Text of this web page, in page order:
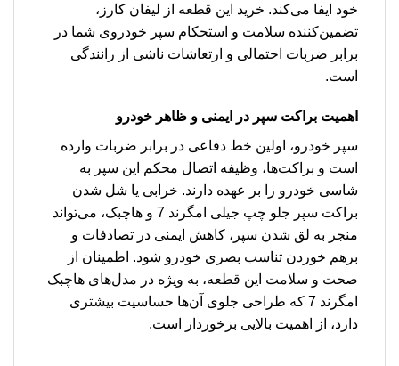
خود ایفا می‌کند. خرید این قطعه از لیفان کارز،
تضمین‌کننده سلامت و استحکام سپر خودروی شما در
برابر ضربات احتمالی و ارتعاشات ناشی از رانندگی
است.
اهمیت براکت سپر در ایمنی و ظاهر خودرو
سپر خودرو، اولین خط دفاعی در برابر ضربات وارده
است و براکت‌ها، وظیفه اتصال محکم این سپر به
شاسی خودرو را بر عهده دارند. خرابی یا شل شدن
براکت سپر جلو چپ جیلی امگرند 7 و هاچبک، می‌تواند
منجر به لق شدن سپر، کاهش ایمنی در تصادفات و
برهم خوردن تناسب بصری خودرو شود. اطمینان از
صحت و سلامت این قطعه، به ویژه در مدل‌های هاچبک
امگرند 7 که طراحی جلوی آن‌ها حساسیت بیشتری
دارد، از اهمیت بالایی برخوردار است.